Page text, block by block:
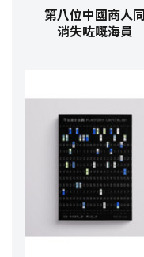
第八位中國商人同
消失咗嘅海員